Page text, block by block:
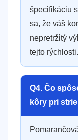
špecifikáciu
sa, že váš
nepretržitý
tejto rýchlosti.
Q4. Čo
kôry pri